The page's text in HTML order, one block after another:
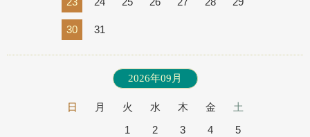
30 31
2026年09月
日 月 火 水 木 金
土
1
2 3 4 5